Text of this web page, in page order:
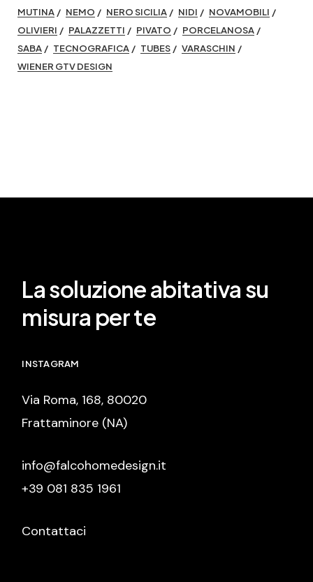
MUTINA
NEMO NERO SICILIA NIDI
NOVAMOBILI
OLIVIERI
PALAZZETTI PIVATO
PORCELANOSA
SABA
TECNOGRAFICA TUBES
VARASCHIN
WIENER GTV DESIGN
La soluzione abitativa su
misura per te
INSTAGRAM
Via Roma, 168, 80020
Frattaminore (NA)
info@falcohomedesign.it
+39 081 835 1961
Contattaci